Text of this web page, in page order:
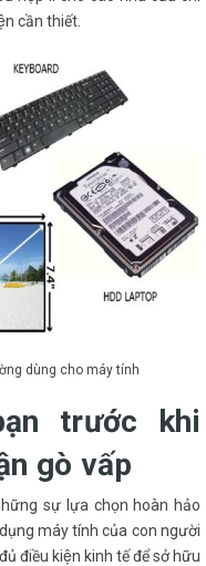
cần thiết.
dùng cho máy tính
trước khi
gò vấp
sự lựa chọn hoàn hảo
máy tính của con người
điều kiện kinh tế để sở hữu